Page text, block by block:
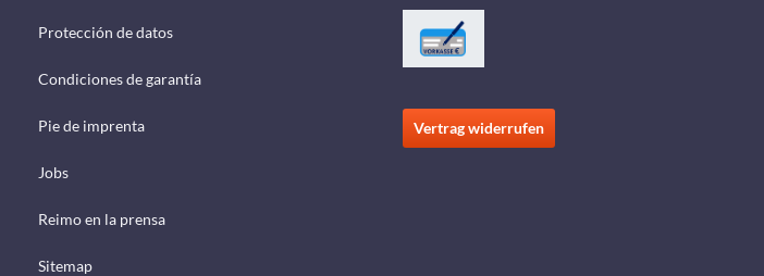
Protección de datos
Condiciones de garantía
Pie de imprenta
Jobs
Reimo en la prensa
Sitemap
Vertrag widerrufen